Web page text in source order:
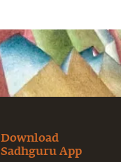
Download
Sadhguru App